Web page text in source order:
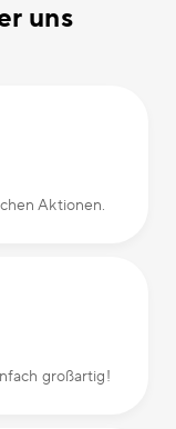
uns
Aktionen.
großartig!